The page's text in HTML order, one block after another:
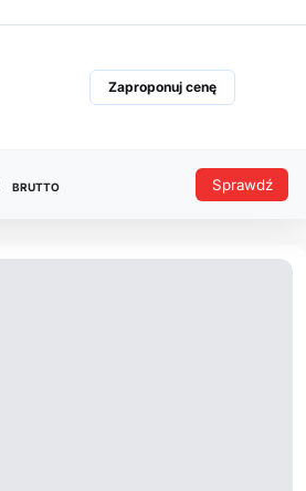
Zaproponuj cenę
BRUTTO Sprawdź